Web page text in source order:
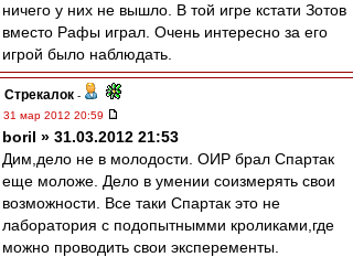
ничего у них не вышло. В той игре кстати Зотов
вместо Рафы играл. Очень интересно за его
игрой было наблюдать.
Стрекалок -
31 мар 2012 20:59
boril » 31.03.2012 21:53
Дим,дело не в молодости. ОИР брал Спартак
еще моложе. Дело в умении соизмерять свои
возможности. Все таки Спартак это не
лаборатория с подопытнымми кроликами,где
можно проводить свои эксперементы.